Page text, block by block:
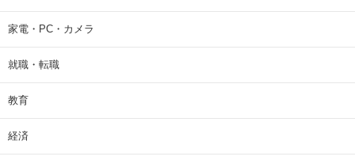
家電・PC・カメラ
就職・転職
教育
経済